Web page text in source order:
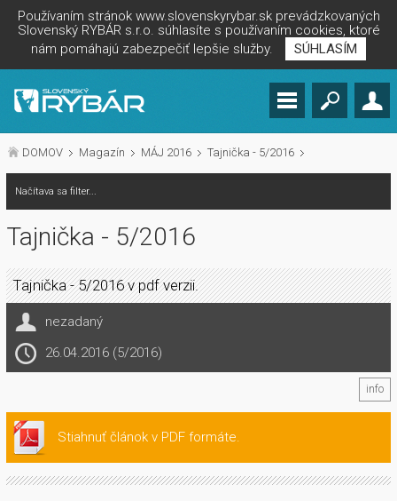
Používaním stránok www.slovenskyrybar.sk prevádzkovaných
Slovenský RYBÁR s.r.o. súhlasíte s používaním cookies, ktoré
nám pomáhajú zabezpečiť lepšie služby.
SÚHLASÍM
DOMOV Magazín MÁJ 2016 Tajnička - 5/2016
Načítava sa filter...
Tajnička - 5/2016
Tajnička - 5/2016 v pdf verzii.
nezadaný
26.04.2016 (5/2016)
info
Stiahnuť článok v PDF formáte.